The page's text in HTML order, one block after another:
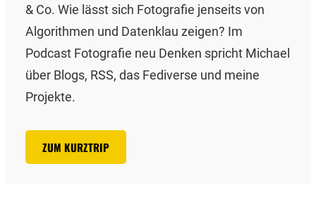
& Co. Wie lässt sich Fotografie jenseits von
Algorithmen und Datenklau zeigen? Im
Podcast Fotografie neu Denken spricht Michael
über Blogs, RSS, das Fediverse und meine
Projekte.
ZUM KURZTRIP